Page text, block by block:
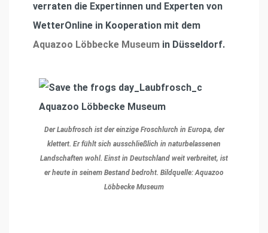
verraten die Expertinnen und Experten von
WetterOnline in Kooperation mit dem
Aquazoo Löbbecke Museum in Düsseldorf.
Der Laubfrosch ist der einzige Froschlurch in Europa, der
klettert. Er fühlt sich ausschließlich in naturbelassenen
Landschaften wohl. Einst in Deutschland weit verbreitet, ist
er heute in seinem Bestand bedroht. Bildquelle: Aquazoo
Löbbecke Museum